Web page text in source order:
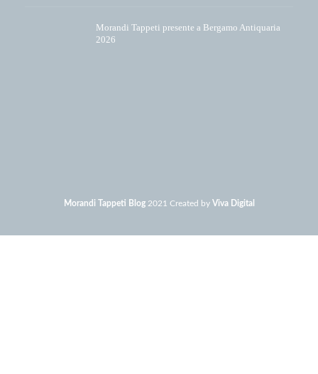
Morandi Tappeti presente a Bergamo Antiquaria
2026
Morandi Tappeti Blog2021 Created by Viva Digital